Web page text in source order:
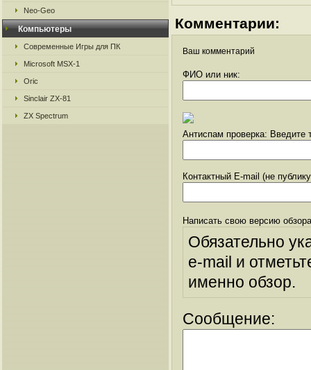
Neo-Geo
Компьютеры
Современные Игры для ПК
Microsoft MSX-1
Oric
Sinclair ZX-81
ZX Spectrum
Комментарии:
Ваш комментарий
ФИО или ник:
Антиспам проверка: Введите
Контактный E-mail (не
Написать свою версию
Обязательно
e-mail и
именно обзор.
Сообщение: